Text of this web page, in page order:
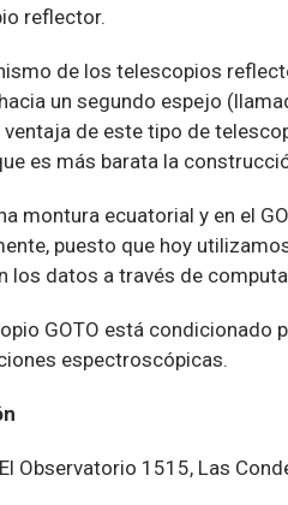
reflector.
de los telescopios
un segundo espejo
ventaja de este tipo de
es más barata la
montura ecuatorial y en el
puesto que hoy
los datos a través de
GOTO está condicionado
espectroscópicas.
Observatorio 1515, Las